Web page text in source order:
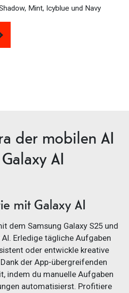
Mint, Icyblue und Navy
der mobilen AI
AI
mit Galaxy AI
dem Samsung Galaxy S25 und
Erledige tägliche Aufgaben
oder entwickle kreative
der App-übergreifenden
indem du manuelle Aufgaben
automatisierst. Profitiere